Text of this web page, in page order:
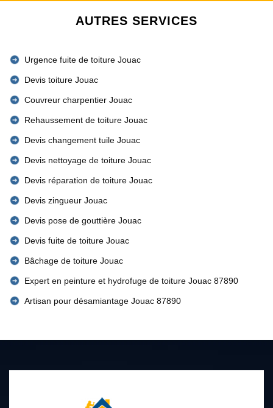
AUTRES SERVICES
Urgence fuite de toiture Jouac
Devis toiture Jouac
Couvreur charpentier Jouac
Rehaussement de toiture Jouac
Devis changement tuile Jouac
Devis nettoyage de toiture Jouac
Devis réparation de toiture Jouac
Devis zingueur Jouac
Devis pose de gouttière Jouac
Devis fuite de toiture Jouac
Bâchage de toiture Jouac
Expert en peinture et hydrofuge de toiture Jouac 87890
Artisan pour désamiantage Jouac 87890